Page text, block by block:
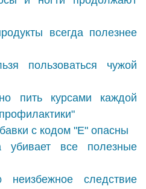
всегда полезнее
пользоваться чужой
пить курсами каждой
с кодом "Е" опасны
убивает все полезные
следствие